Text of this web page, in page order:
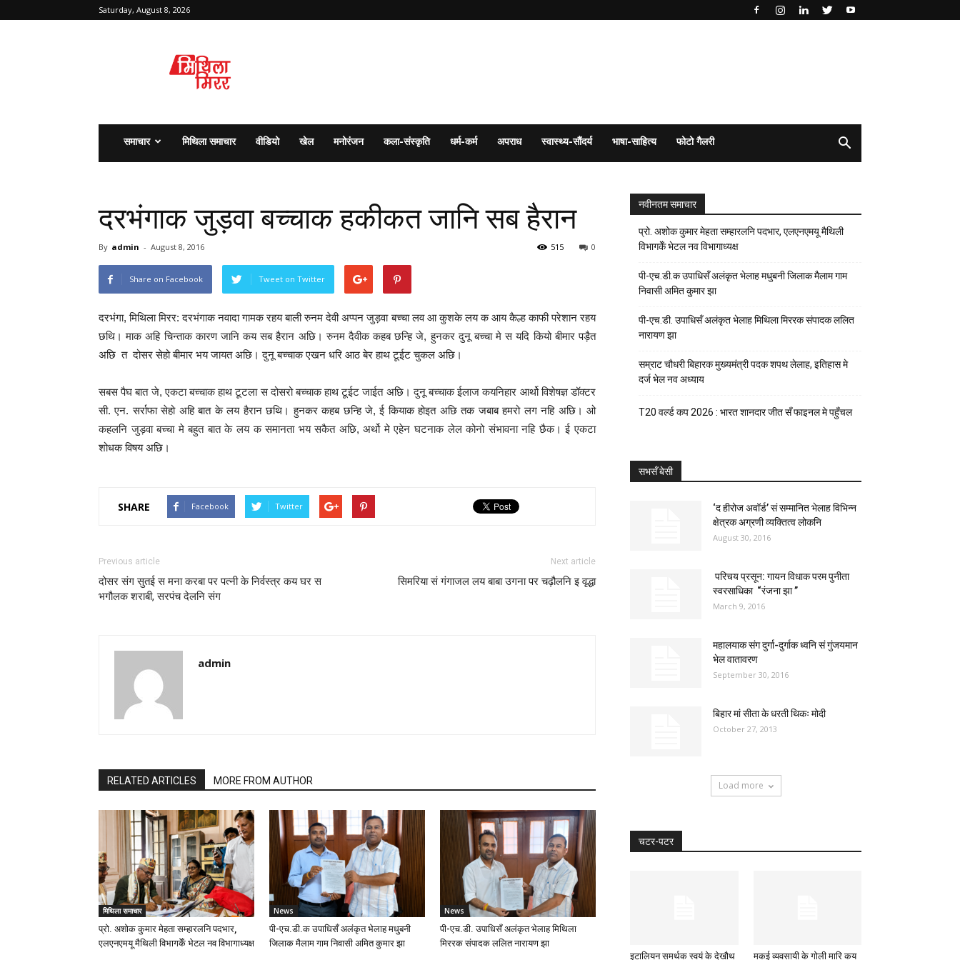
Saturday, August 8, 2026
समाचार मिथिला समाचार वीडियो खेल मनोरंजन कला-संस्कृति धर्म-कर्म अपराध स्वास्थ्य-सौंदर्य भाषा-साहित्य फोटो गैलरी
दरभंगाक जुड़वा बच्चाक हकीकत जानि सब हैरान
By admin - August 8, 2016 0
515
Share on Facebook Tweet on Twitter
दरभंगा, मिथिला मिरर: दरभंगाक नवादा गामक रहय बाली रुनम देवी अप्पन जुड़वा बच्चा लव आ कुशके लय क आय कैल्ह काफी परेशान रहय
छथि। माक अहि चिन्ताक कारण जानि कय सब हैरान अछि। रुनम दैवीक कहब छन्हि जे, हुनकर दुनू बच्चा मे स यदि कियो बीमार पड़ैत
अछि त दोसर सेहो बीमार भय जायत अछि। दुनू बच्चाक एखन धरि आठ बेर हाथ टूईट चुकल अछि।
सबस पैघ बात जे, एकटा बच्चाक हाथ टूटला स दोसरो बच्चाक हाथ टूईट जाईत अछि। दुनू बच्चाक ईलाज कयनिहार आर्थो विशेषज्ञ डॉक्टर
सी. एन. सर्राफा सेहो अहि बात के लय हैरान छथि। हुनकर कहब छन्हि जे, ई कियाक होइत अछि तक जबाब हमरो लग नहि अछि। ओ
कहलनि जुड़वा बच्चा मे बहुत बात के लय क समानता भय सकैत अछि, अर्थो मे एहेन घटनाक लेल कोनो संभावना नहि छैक। ई एकटा
शोधक विषय अछि।
SHARE Facebook Twitter
Previous article
दोसर संग सुतई स मना करबा पर पत्नी के निर्वस्त्र कय घर स
भगौलक शराबी, सरपंच देलनि संग
Next article
सिमरिया सं गंगाजल लय बाबा उगना पर चढ़ौलनि इ वृद्धा
admin
RELATED ARTICLES MORE FROM AUTHOR
मिथिला समाचार
प्रो. अशोक कुमार मेहता सम्हारलनि पदभार,
एलएनएमयू मैथिली विभागकेँ भेटल नव विभागाध्यक्ष
News
पी-एच.डी.क उपाधिसँ अलंकृत भेलाह मधुबनी
जिलाक मैलाम गाम निवासी अमित कुमार झा
News
पी-एच.डी. उपाधिसँ अलंकृत भेलाह मिथिला
मिररक संपादक ललित नारायण झा
नवीनतम समाचार
प्रो. अशोक कुमार मेहता सम्हारलनि पदभार, एलएनएमयू मैथिली
विभागकेँ भेटल नव विभागाध्यक्ष
पी-एच.डी.क उपाधिसँ अलंकृत भेलाह मधुबनी जिलाक मैलाम गाम
निवासी अमित कुमार झा
पी-एच.डी. उपाधिसँ अलंकृत भेलाह मिथिला मिररक संपादक ललित
नारायण झा
सम्राट चौधरी बिहारक मुख्यमंत्री पदक शपथ लेलाह, इतिहास मे
दर्ज भेल नव अध्याय
T20 वर्ल्ड कप 2026 : भारत शानदार जीत सँ फाइनल मे पहुँचल
सभसँ बेसी
‘द हीरोज अवॉर्ड’ सं सम्मानित भेलाह विभिन्न
क्षेत्रक अग्रणी व्यक्तित्व लोकनि
August 30, 2016
परिचय प्रसून: गायन विधाक परम पुनीता
स्वरसाधिका “रंजना झा ”
March 9, 2016
महालयाक संग दुर्गा-दुर्गाक ध्वनि सं गुंजयमान
भेल वातावरण
September 30, 2016
बिहार मां सीता के धरती थिकः मोदी
October 27, 2013
Load more
चटर-पटर
इटालियन समर्थक स्वयं के देखौथ
मकई व्यवसायी के गोली मारि कय